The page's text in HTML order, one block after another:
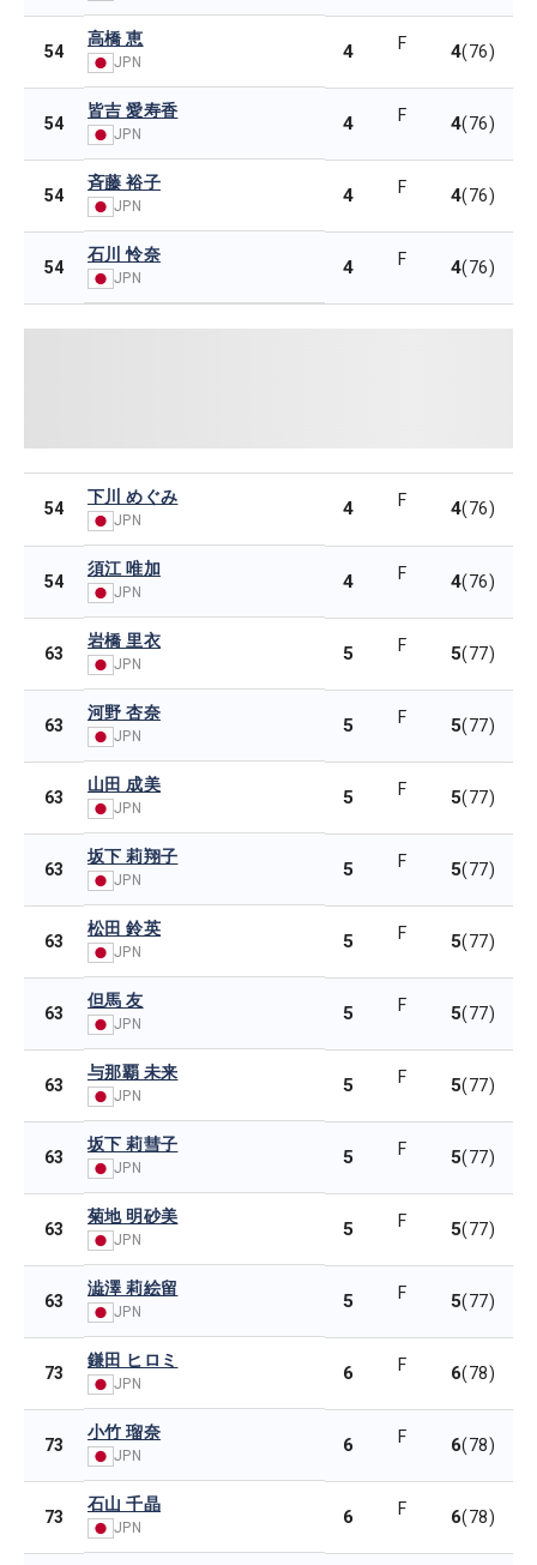
54
高橋 恵
JPN 4 F 4(76)
54
皆吉 愛寿香
JPN 4 F 4(76)
54
斉藤 裕子
JPN 4 F 4(76)
54
石川 怜奈
JPN 4 F 4(76)
54
下川 めぐみ
JPN
4 F 4(76)
54
須江 唯加
JPN 4 F 4(76)
63
岩橋 里衣
JPN 5 F 5(77)
63
河野 杏奈
JPN 5 F 5(77)
63
山田 成美
JPN 5 F 5(77)
63
坂下 莉翔子
JPN 5 F 5(77)
63
松田 鈴英
JPN 5 F 5(77)
63
但馬 友
JPN 5 F 5(77)
63
与那覇 未来
JPN 5 F 5(77)
63
坂下 莉彗子
JPN 5 F 5(77)
63
菊地 明砂美
JPN 5 F 5(77)
63
澁澤 莉絵留
JPN 5 F 5(77)
73
鎌田 ヒロミ
JPN 6 F 6(78)
73
小竹 瑠奈
JPN 6 F 6(78)
73
石山 千晶
JPN 6 F 6(78)